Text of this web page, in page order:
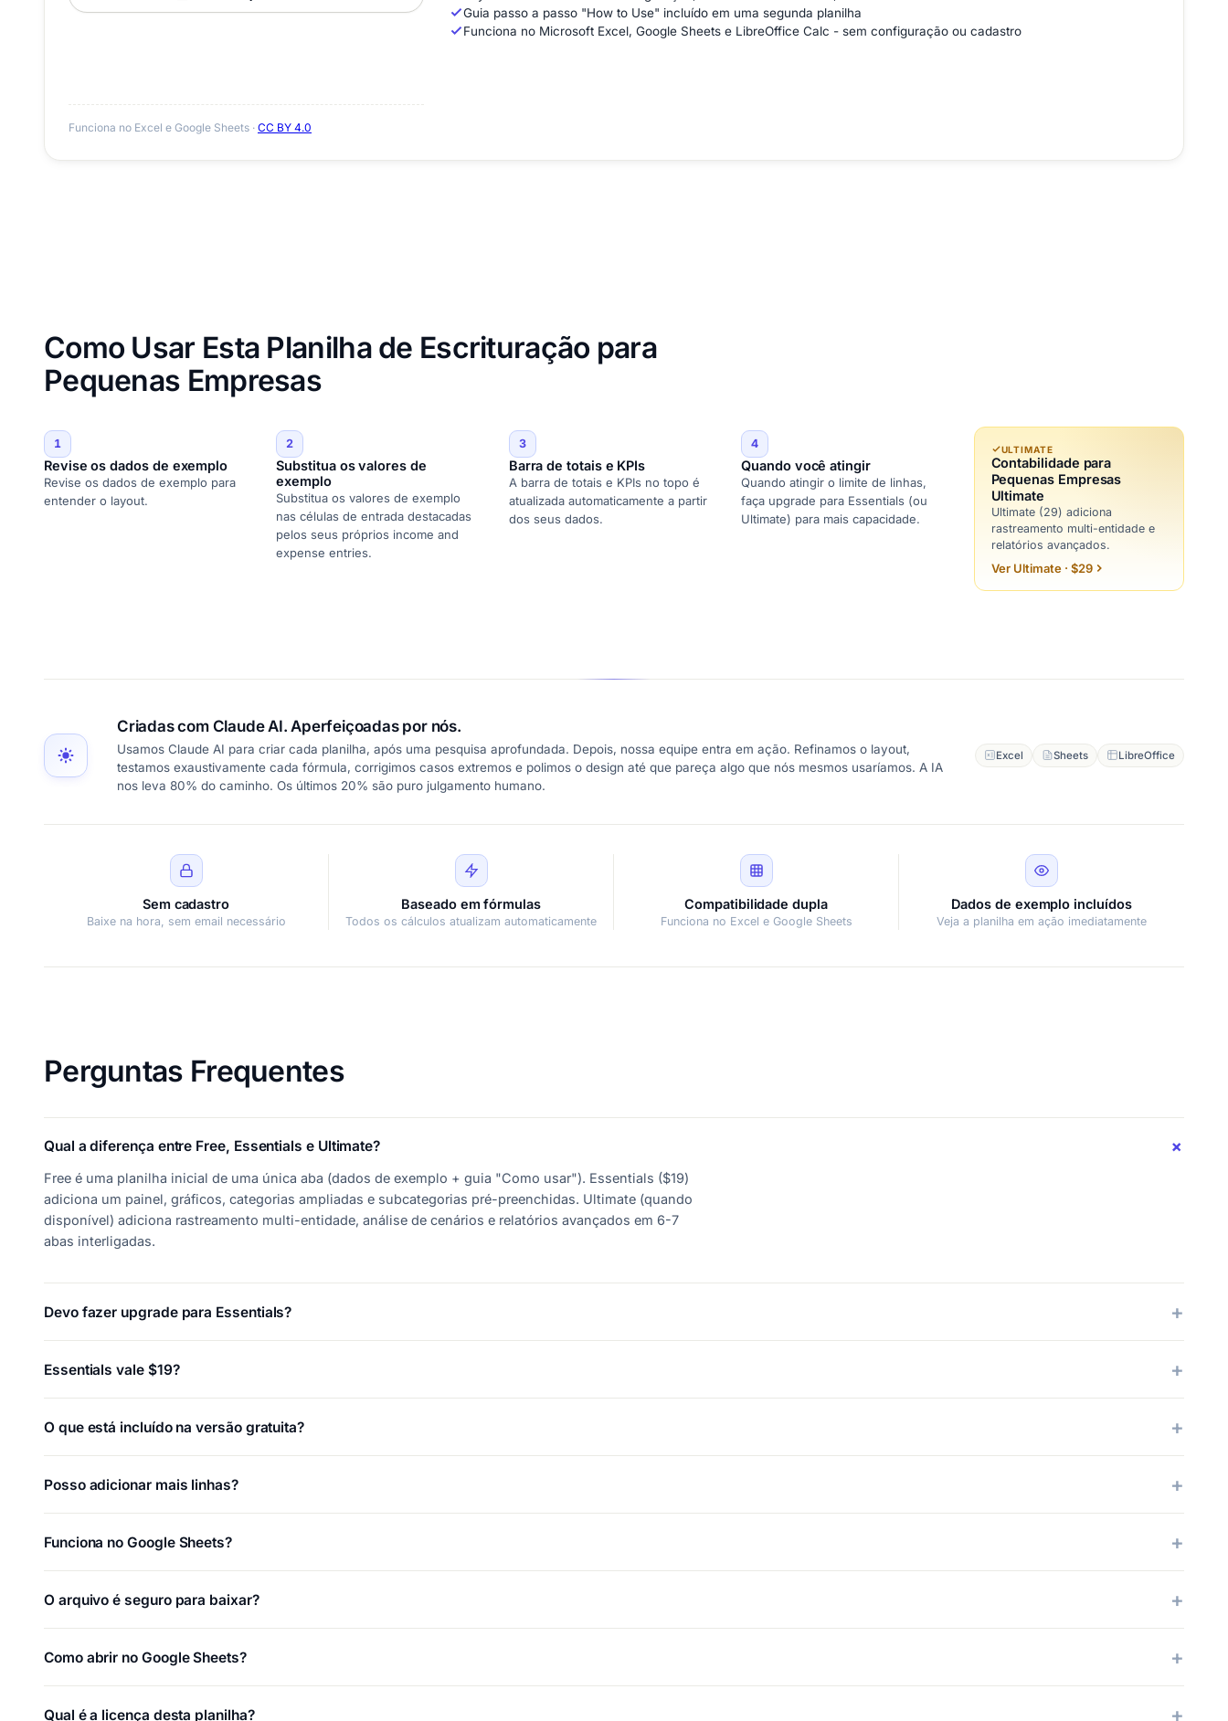
Funciona no Excel e Google Sheets · CC BY 4.0
Guia passo a passo "How to Use" incluído em uma segunda planilha
Funciona no Microsoft Excel, Google Sheets e LibreOffice Calc - sem configuração ou cadastro
Como Usar Esta Planilha de Escrituração para
Pequenas Empresas
1
Revise os dados de exemplo
Revise os dados de exemplo para
entender o layout.
2
Substitua os valores de
exemplo
Substitua os valores de exemplo
nas células de entrada destacadas
pelos seus próprios income and
expense entries.
3
Barra de totais e KPIs
A barra de totais e KPIs no topo é
atualizada automaticamente a partir
dos seus dados.
4
Quando você atingir
Quando atingir o limite de linhas,
faça upgrade para Essentials (ou
Ultimate) para mais capacidade.
ULTIMATE
Contabilidade para
Pequenas Empresas
Ultimate
Ultimate (29) adiciona
rastreamento multi-entidade e
relatórios avançados.
Ver Ultimate · $29
Criadas com Claude AI. Aperfeiçoadas por nós.
Usamos Claude AI para criar cada planilha, após uma pesquisa aprofundada. Depois, nossa equipe entra em ação. Refinamos o layout,
testamos exaustivamente cada fórmula, corrigimos casos extremos e polimos o design até que pareça algo que nós mesmos usaríamos. A IA
nos leva 80% do caminho. Os últimos 20% são puro julgamento humano.
Excel Sheets LibreOffice
Sem cadastro
Baixe na hora, sem email necessário
Baseado em fórmulas
Todos os cálculos atualizam automaticamente
Compatibilidade dupla
Funciona no Excel e Google Sheets
Dados de exemplo incluídos
Veja a planilha em ação imediatamente
Perguntas Frequentes
Qual a diferença entre Free, Essentials e Ultimate?
Free é uma planilha inicial de uma única aba (dados de exemplo + guia "Como usar"). Essentials ($19)
adiciona um painel, gráficos, categorias ampliadas e subcategorias pré-preenchidas. Ultimate (quando
disponível) adiciona rastreamento multi-entidade, análise de cenários e relatórios avançados em 6-7
abas interligadas.
Devo fazer upgrade para Essentials?
Essentials vale $19?
O que está incluído na versão gratuita?
Posso adicionar mais linhas?
Funciona no Google Sheets?
O arquivo é seguro para baixar?
Como abrir no Google Sheets?
Qual é a licença desta planilha?